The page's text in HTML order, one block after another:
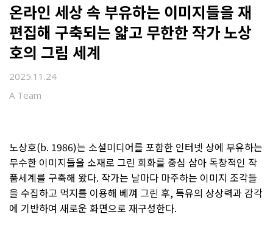
온라인 세상 속 부유하는 이미지들을 재
편집해 구축되는 얇고 무한한 작가 노상
호의 그림 세계
2025.11.24
A Team
노상호(b. 1986)는 소셜미디어를 포함한 인터넷 상에 부유하는
무수한 이미지들을 소재로 그린 회화를 중심 삼아 독창적인 작
품세계를 구축해 왔다. 작가는 날마다 마주하는 이미지 조각들
을 수집하고 먹지를 이용해 베껴 그린 후, 특유의 상상력과 감각
에 기반하여 새로운 화면으로 재구성한다.